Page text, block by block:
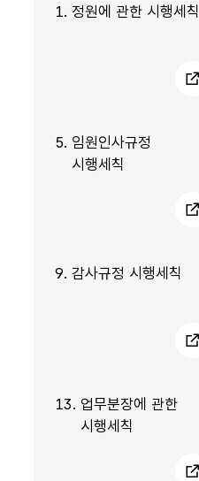
1. 정원에 관한 시행세칙
5. 임원인사규정
시행세칙
9. 감사규정 시행세칙
13. 업무분장에 관한
시행세칙